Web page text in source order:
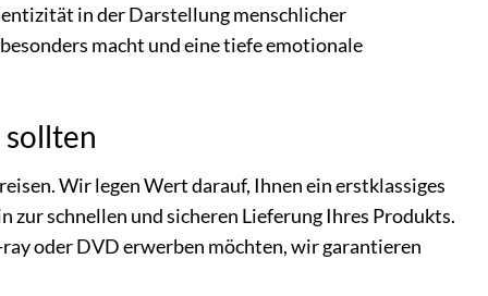
in der Darstellung menschlicher
macht und eine tiefe emotionale
sollten
Wir legen Wert darauf, Ihnen ein erstklassiges
zur schnellen und sicheren Lieferung Ihres Produkts.
oder DVD erwerben möchten, wir garantieren